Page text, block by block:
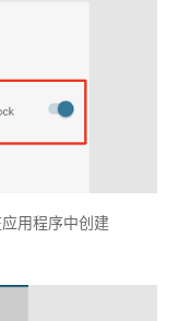
用程序中创建